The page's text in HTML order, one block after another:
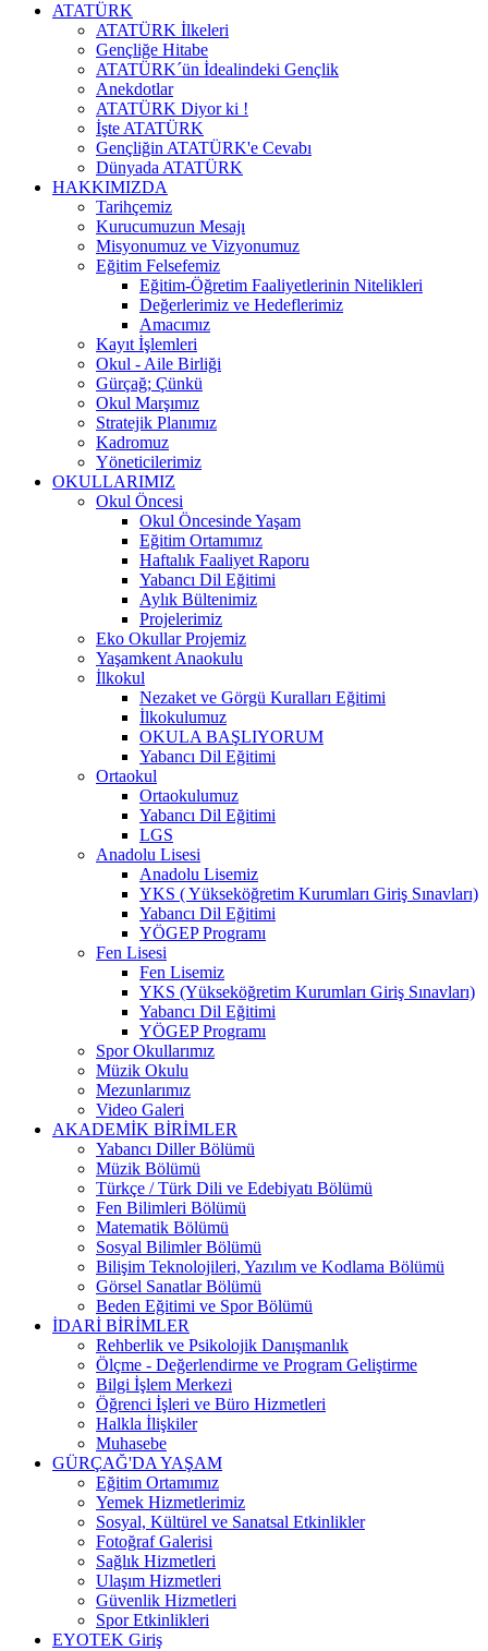
ATATÜRK
ATATÜRK İlkeleri
Gençliğe Hitabe
ATATÜRK´ün İdealindeki Gençlik
Anekdotlar
ATATÜRK Diyor ki !
İşte ATATÜRK
Gençliğin ATATÜRK'e Cevabı
Dünyada ATATÜRK
HAKKIMIZDA
Tarihçemiz
Kurucumuzun Mesajı
Misyonumuz ve Vizyonumuz
Eğitim Felsefemiz
Eğitim-Öğretim Faaliyetlerinin Nitelikleri
Değerlerimiz ve Hedeflerimiz
Amacımız
Kayıt İşlemleri
Okul - Aile Birliği
Gürçağ; Çünkü
Okul Marşımız
Stratejik Planımız
Kadromuz
Yöneticilerimiz
OKULLARIMIZ
Okul Öncesi
Okul Öncesinde Yaşam
Eğitim Ortamımız
Haftalık Faaliyet Raporu
Yabancı Dil Eğitimi
Aylık Bültenimiz
Projelerimiz
Eko Okullar Projemiz
Yaşamkent Anaokulu
İlkokul
Nezaket ve Görgü Kuralları Eğitimi
İlkokulumuz
OKULA BAŞLIYORUM
Yabancı Dil Eğitimi
Ortaokul
Ortaokulumuz
Yabancı Dil Eğitimi
LGS
Anadolu Lisesi
Anadolu Lisemiz
YKS ( Yükseköğretim Kurumları Giriş Sınavları)
Yabancı Dil Eğitimi
YÖGEP Programı
Fen Lisesi
Fen Lisemiz
YKS (Yükseköğretim Kurumları Giriş Sınavları)
Yabancı Dil Eğitimi
YÖGEP Programı
Spor Okullarımız
Müzik Okulu
Mezunlarımız
Video Galeri
AKADEMİK BİRİMLER
Yabancı Diller Bölümü
Müzik Bölümü
Türkçe / Türk Dili ve Edebiyatı Bölümü
Fen Bilimleri Bölümü
Matematik Bölümü
Sosyal Bilimler Bölümü
Bilişim Teknolojileri, Yazılım ve Kodlama Bölümü
Görsel Sanatlar Bölümü
Beden Eğitimi ve Spor Bölümü
İDARİ BİRİMLER
Rehberlik ve Psikolojik Danışmanlık
Ölçme - Değerlendirme ve Program Geliştirme
Bilgi İşlem Merkezi
Öğrenci İşleri ve Büro Hizmetleri
Halkla İlişkiler
Muhasebe
GÜRÇAĞ'DA YAŞAM
Eğitim Ortamımız
Yemek Hizmetlerimiz
Sosyal, Kültürel ve Sanatsal Etkinlikler
Fotoğraf Galerisi
Sağlık Hizmetleri
Ulaşım Hizmetleri
Güvenlik Hizmetleri
Spor Etkinlikleri
EYOTEK Giriş